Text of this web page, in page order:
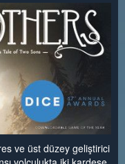
ve üst düzey geliştirici